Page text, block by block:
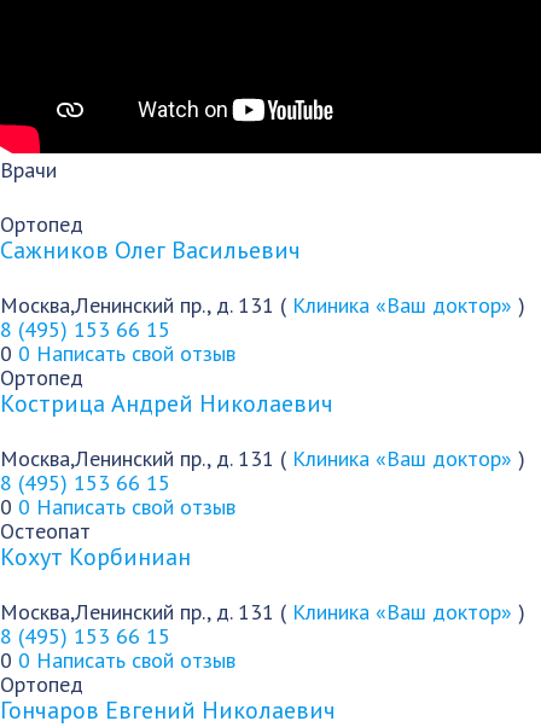
Врачи
Ортопед
Сажников Олег Васильевич
Москва,Ленинский пр., д. 131 ( Клиника «Ваш доктор» )
8 (495) 153 66 15
0 0 Написать свой отзыв
Ортопед
Кострица Андрей Николаевич
Москва,Ленинский пр., д. 131 ( Клиника «Ваш доктор» )
8 (495) 153 66 15
0 0 Написать свой отзыв
Остеопат
Кохут Корбиниан
Москва,Ленинский пр., д. 131 ( Клиника «Ваш доктор» )
8 (495) 153 66 15
0 0 Написать свой отзыв
Ортопед
Гончаров Евгений Николаевич